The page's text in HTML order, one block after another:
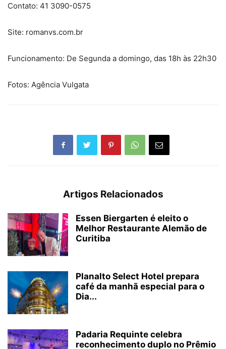
Contato: 41 3090-0575
Site: romanvs.com.br
Funcionamento: De Segunda a domingo, das 18h às 22h30
Fotos: Agência Vulgata
Artigos Relacionados
Essen Biergarten é eleito o
Melhor Restaurante Alemão de
Curitiba
Planalto Select Hotel prepara
café da manhã especial para o
Dia...
Padaria Requinte celebra
reconhecimento duplo no Prêmio